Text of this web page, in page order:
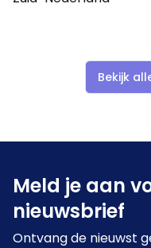
Bekijk
Meld je aan
nieuwsbrief
Ontvang de nieuwst